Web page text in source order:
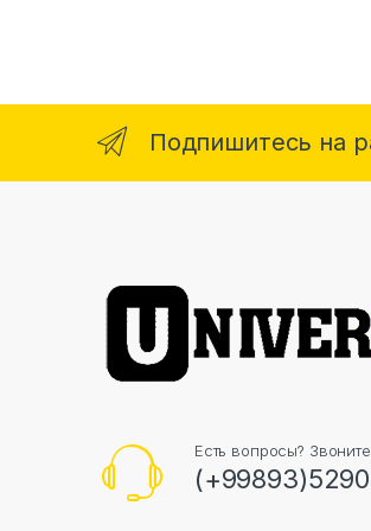
Подпишитесь на
Есть вопросы?